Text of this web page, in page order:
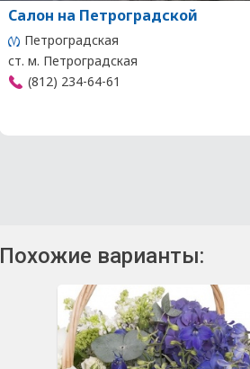
Салон на Петроградской
Петроградская
ст. м. Петроградская
(812) 234-64-61
Похожие варианты: